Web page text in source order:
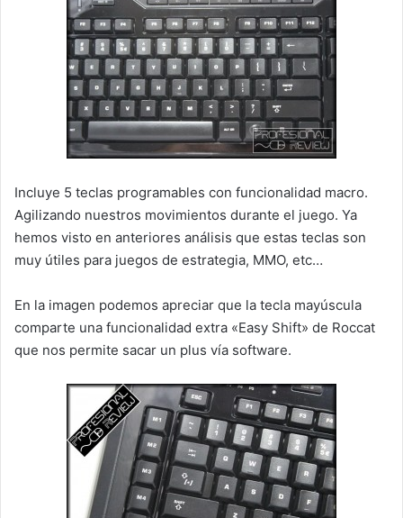
Incluye 5 teclas programables con funcionalidad macro.
Agilizando nuestros movimientos durante el juego. Ya
hemos visto en anteriores análisis que estas teclas son
muy útiles para juegos de estrategia, MMO, etc…
En la imagen podemos apreciar que la tecla mayúscula
comparte una funcionalidad extra «Easy Shift» de Roccat
que nos permite sacar un plus vía software.